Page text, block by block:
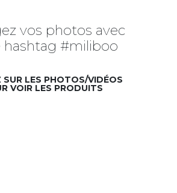
vos photos avec
hashtag #miliboo
SUR LES PHOTOS/VIDÉOS
VOIR LES PRODUITS